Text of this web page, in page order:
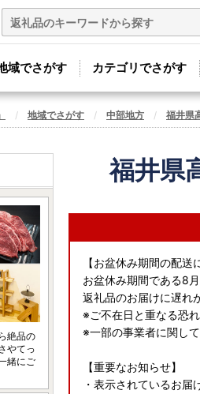
域でさがす カテゴリでさがす
地域でさがす 中部地方 福井県
福井県
【お盆休み期間の配送
お盆休み期間である8
返礼品のお届けに遅れ
※ご不在日と重なる恐
※一部の事業者に関し
【重要なお知らせ】
・表示されているお届
絶品の
やてっ
緒にご